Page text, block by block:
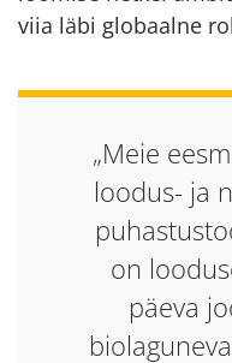
viia läbi globaalne
„Meie
loodus- ja
on
päeva